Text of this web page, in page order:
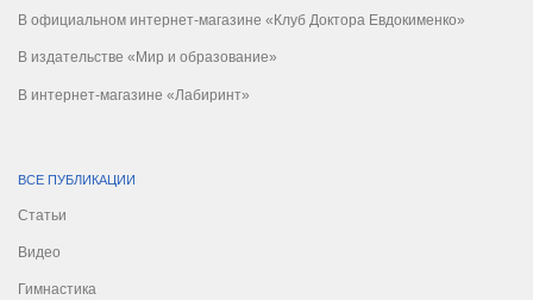
В официальном интернет-магазине «Клуб Доктора Евдокименко»
В издательстве «Мир и образование»
В интернет-магазине «Лабиринт»
ВСЕ ПУБЛИКАЦИИ
Статьи
Видео
Гимнастика